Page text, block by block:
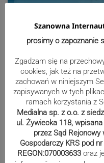
Sport
ZDJĘCIA
Bracia
punkty.
wystartują
Szanowna
prosimy o zapoznanie
Zgadzam się na
cookies, jak też na
zachowań w niniejszym
zapisywanych w tych
ramach korzystania z
Medialna sp. z o.o. z
ul. Żywiecka 118,
przez Sąd Rejonowy
Gospodarczy KRS pod
REGON:070003633 oraz